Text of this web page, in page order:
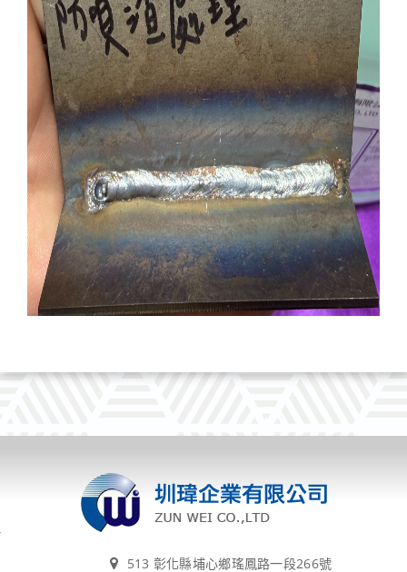
513 彰化縣埔心鄉瑤鳳路一段266號